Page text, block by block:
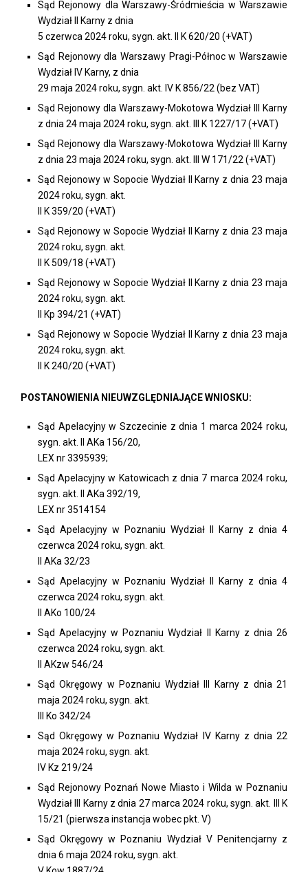
Sąd Rejonowy dla Warszawy-Śródmieścia w Warszawie
Wydział II Karny z dnia
5 czerwca 2024 roku, sygn. akt. II K 620/20 (+VAT)
Sąd Rejonowy dla Warszawy Pragi-Północ w Warszawie
Wydział IV Karny, z dnia
29 maja 2024 roku, sygn. akt. IV K 856/22 (bez VAT)
Sąd Rejonowy dla Warszawy-Mokotowa Wydział III Karny
z dnia 24 maja 2024 roku, sygn. akt. III K 1227/17 (+VAT)
Sąd Rejonowy dla Warszawy-Mokotowa Wydział III Karny
z dnia 23 maja 2024 roku, sygn. akt. III W 171/22 (+VAT)
Sąd Rejonowy w Sopocie Wydział II Karny z dnia 23 maja
2024 roku, sygn. akt.
II K 359/20 (+VAT)
Sąd Rejonowy w Sopocie Wydział II Karny z dnia 23 maja
2024 roku, sygn. akt.
II K 509/18 (+VAT)
Sąd Rejonowy w Sopocie Wydział II Karny z dnia 23 maja
2024 roku, sygn. akt.
II Kp 394/21 (+VAT)
Sąd Rejonowy w Sopocie Wydział II Karny z dnia 23 maja
2024 roku, sygn. akt.
II K 240/20 (+VAT)
POSTANOWIENIA NIEUWZGLĘDNIAJĄCE WNIOSKU:
Sąd Apelacyjny w Szczecinie z dnia 1 marca 2024 roku,
sygn. akt. II AKa 156/20,
LEX nr 3395939;
Sąd Apelacyjny w Katowicach z dnia 7 marca 2024 roku,
sygn. akt. II AKa 392/19,
LEX nr 3514154
Sąd Apelacyjny w Poznaniu Wydział II Karny z dnia 4
czerwca 2024 roku, sygn. akt.
II AKa 32/23
Sąd Apelacyjny w Poznaniu Wydział II Karny z dnia 4
czerwca 2024 roku, sygn. akt.
II AKo 100/24
Sąd Apelacyjny w Poznaniu Wydział II Karny z dnia 26
czerwca 2024 roku, sygn. akt.
II AKzw 546/24
Sąd Okręgowy w Poznaniu Wydział III Karny z dnia 21
maja 2024 roku, sygn. akt.
III Ko 342/24
Sąd Okręgowy w Poznaniu Wydział IV Karny z dnia 22
maja 2024 roku, sygn. akt.
IV Kz 219/24
Sąd Rejonowy Poznań Nowe Miasto i Wilda w Poznaniu
Wydział III Karny z dnia 27 marca 2024 roku, sygn. akt. III K
15/21 (pierwsza instancja wobec pkt. V)
Sąd Okręgowy w Poznaniu Wydział V Penitencjarny z
dnia 6 maja 2024 roku, sygn. akt.